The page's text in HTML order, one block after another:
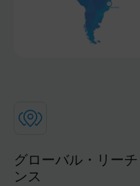
グローバル・リー
ンス